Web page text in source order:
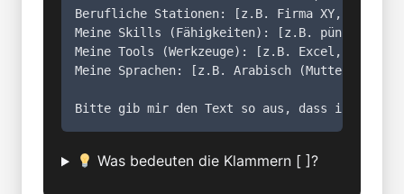
Berufliche Stationen: [z.B. Firma XY, 2018-
Meine Skills (Fähigkeiten): [z.B. pünktlich,
Meine Tools (Werkzeuge): [z.B. Excel, Kassen-
Meine Sprachen: [z.B. Arabisch
Bitte gib mir den Text so aus, dass ich ihn
Was bedeuten die Klammern [ ]?